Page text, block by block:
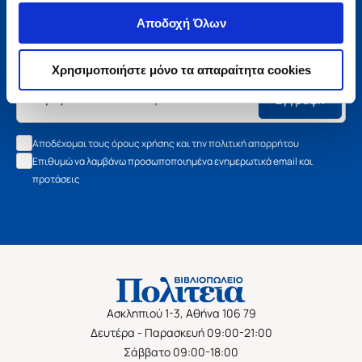
Αποδοχή Όλων
Χρησιμοποιήστε μόνο τα απαραίτητα cookies
Μάθετε τα νέα της Πολιτείας
Εγγραφείτε στο newsletter μας και μάθετε πρώτοι όλα τα
νέα βιβλία, τις εξαιρετικές τιμές και τις εκδηλώσεις μας.
Εγγραφή
Αποδέχομαι τους όρους χρήσης και την πολιτική απορρήτου
Επιθυμώ να λαμβάνω προσωποποιημένα ενημερωτικά email και
προτάσεις
Ασκληπιού 1-3, Αθήνα 106 79
Δευτέρα - Παρασκευή 09:00-21:00
Σάββατο 09:00-18:00